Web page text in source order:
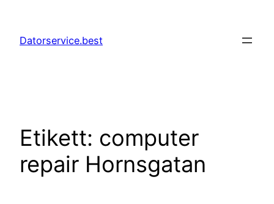
innehåll
Datorservice.best
Etikett: computer
repair Hornsgatan